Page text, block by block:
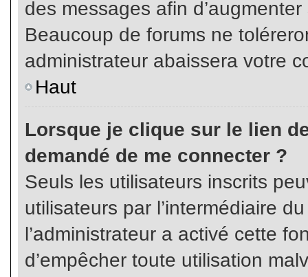
des messages afin
Beaucoup de forums ne
administrateur abaissera votre
Haut
Lorsque je clique sur le lien
demandé de me connecter ?
Seuls les utilisateurs inscrits
utilisateurs par l’intermédiaire
l’administrateur a activé cette
d’empêcher toute utilisation